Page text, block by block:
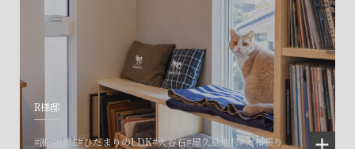
R様邸
#湘南移住#ひだまりのLDK#大谷石#屋久島地杉#大和張り